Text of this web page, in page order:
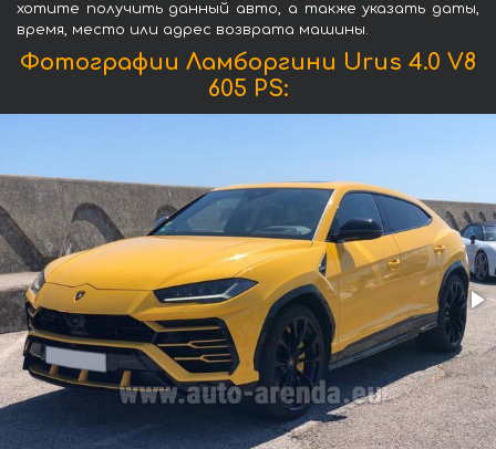
хотите получить данный авто, а также указать даты,
время, место или адрес возврата машины.
Фотографии Ламборгини Urus 4.0 V8
605 PS: